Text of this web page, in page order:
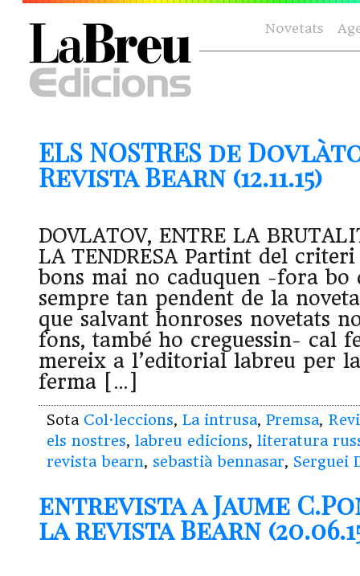
Novetats
ELS NOSTRES de
Revista Bearn (12.11.15)
DOVLATOV, ENTRE LA
LA TENDRESA Partint del
bons mai no caduquen -fora bo
sempre tan pendent de la
que salvant honroses novetats
fons, també ho creguessin- cal
mereix a l’editorial labreu per
ferma […]
Sota Col·leccions, La intrusa, Premsa,
els nostres, labreu edicions, literatura
revista bearn, sebastià bennasar, Serguei
entrevista a Jaume
la revista Bearn